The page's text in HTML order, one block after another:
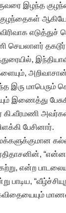
இழந்த
குழந்தைகள்
செயலாளர்
இரு
இணைத்து
கி.வீரமணி
பேசினார்.
என்ற